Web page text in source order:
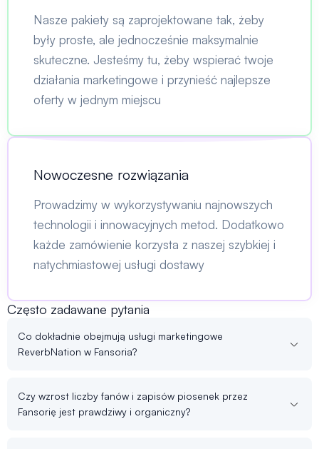
Nasze pakiety są zaprojektowane tak, żeby
były proste, ale jednocześnie maksymalnie
skuteczne. Jesteśmy tu, żeby wspierać twoje
działania marketingowe i przynieść najlepsze
oferty w jednym miejscu
Nowoczesne rozwiązania
Prowadzimy w wykorzystywaniu najnowszych
technologii i innowacyjnych metod. Dodatkowo
każde zamówienie korzysta z naszej szybkiej i
natychmiastowej usługi dostawy
Często zadawane pytania
Co dokładnie obejmują usługi marketingowe
ReverbNation w Fansoria?
Czy wzrost liczby fanów i zapisów piosenek przez
Fansorię jest prawdziwy i organiczny?